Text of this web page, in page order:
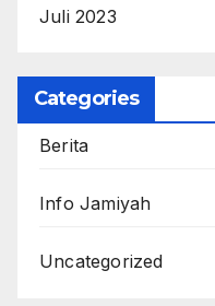
Juli 2023
Categories
Berita
Info Jamiyah
Uncategorized